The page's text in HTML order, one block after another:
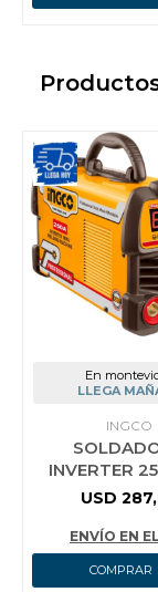
En
LLEGA
INGCO
INVERTER
LEDUSD
ENVÍO EN